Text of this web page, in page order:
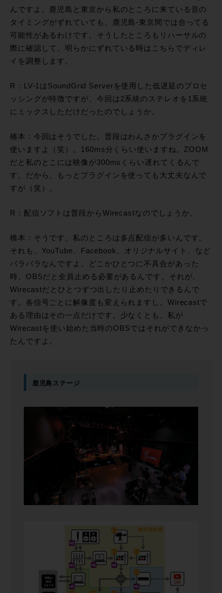
んですよ。鹿児島と東京から私のところに来ている音の
タイミングがずれていても、鹿児島-東京間では合ってる
可能性があるわけです。そうしたところもリハーサルの
際に確認して、明らかにずれている時はこちらでディレ
イを調整します。
R：LV-1はSoundGrid Serverを使用した低遅延のプロセ
ッシングが特徴ですが、今回は2系統のステレオを1系統
にミックスしただけだったのでしょうか。
橋本：今回はそうでした。普段はわんさかプラグインを
使いますよ（笑）。160ms分くらい使いますね。ZOOM
だと私のとこには映像が300msくらい遅れてくるんで
す。だから、もっとプラグインを使っても大丈夫なんで
すが（笑）。
R：配信ソフトは普段からWirecastなのでしょうか。
橋本：そうです。私のところは多点配信が多いんです。
それも、YouTube、Facebook、オリジナルサイト、など
バラバラなんですよ。どこかひとつに不具合があった
時、OBSだと全員止める必要があるんです。それが、
Wirecastだとひとつずつ出したり止めたりできるんで
す。各信号ごとに解像度も変えられますし。Wirecastで
ある理由はその一点だけです。少なくとも、私が
Wirecastを使い始めた当時のOBSではそれができなかっ
たんですよ。
鹿児島ステージ